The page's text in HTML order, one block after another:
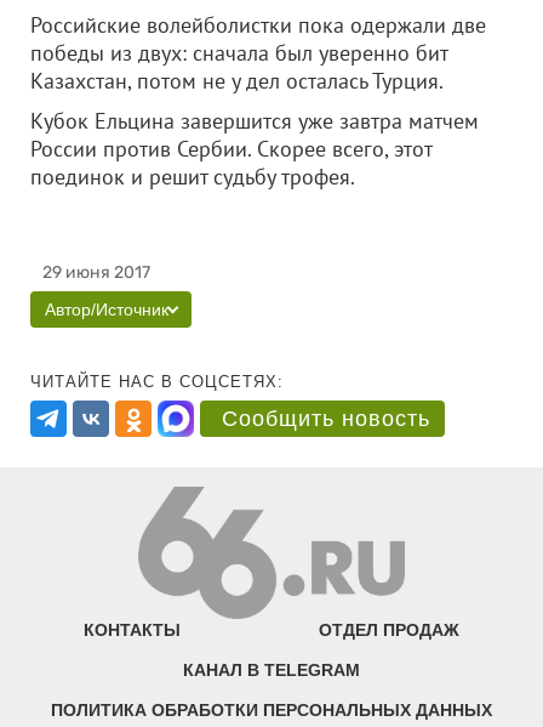
Российские волейболистки пока одержали две
победы из двух: сначала был уверенно бит
Казахстан, потом не у дел осталась Турция.
Кубок Ельцина завершится уже завтра матчем
России против Сербии. Скорее всего, этот
поединок и решит судьбу трофея.
29 июня 2017
Автор/Источник
ЧИТАЙТЕ НАС В СОЦСЕТЯХ:
Сообщить новость
КОНТАКТЫ ОТДЕЛ ПРОДАЖ
КАНАЛ В TELEGRAM
ПОЛИТИКА ОБРАБОТКИ ПЕРСОНАЛЬНЫХ ДАННЫХ